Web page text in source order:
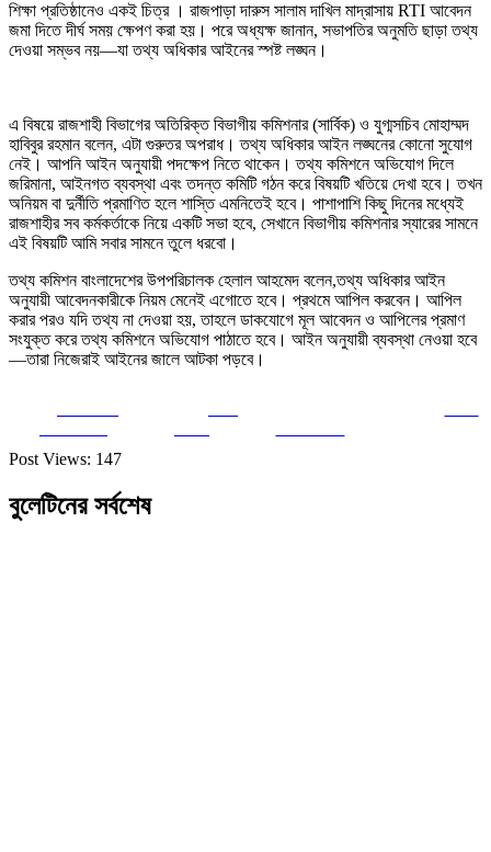
শিক্ষা প্রতিষ্ঠানেও একই চিত্র । রাজপাড়া দারুস সালাম দাখিল মাদ্রাসায় RTI আবেদন
জমা দিতে দীর্ঘ সময় ক্ষেপণ করা হয়। পরে অধ্যক্ষ জানান, সভাপতির অনুমতি ছাড়া তথ্য
দেওয়া সম্ভব নয়—যা তথ্য অধিকার আইনের স্পষ্ট লঙ্ঘন।
এ বিষয়ে রাজশাহী বিভাগের অতিরিক্ত বিভাগীয় কমিশনার (সার্বিক) ও যুগ্মসচিব মোহাম্মদ
হাবিবুর রহমান বলেন, এটা গুরুতর অপরাধ। তথ্য অধিকার আইন লঙ্ঘনের কোনো সুযোগ
নেই। আপনি আইন অনুযায়ী পদক্ষেপ নিতে থাকেন। তথ্য কমিশনে অভিযোগ দিলে
জরিমানা, আইনগত ব্যবস্থা এবং তদন্ত কমিটি গঠন করে বিষয়টি খতিয়ে দেখা হবে। তখন
অনিয়ম বা দুর্নীতি প্রমাণিত হলে শাস্তি এমনিতেই হবে। পাশাপাশি কিছু দিনের মধ্যেই
রাজশাহীর সব কর্মকর্তাকে নিয়ে একটি সভা হবে, সেখানে বিভাগীয় কমিশনার স্যারের সামনে
এই বিষয়টি আমি সবার সামনে তুলে ধরবো।
তথ্য কমিশন বাংলাদেশের উপপরিচালক হেলাল আহমেদ বলেন,তথ্য অধিকার আইন
অনুযায়ী আবেদনকারীকে নিয়ম মেনেই এগোতে হবে। প্রথমে আপিল করবেন। আপিল
করার পরও যদি তথ্য না দেওয়া হয়, তাহলে ডাকযোগে মূল আবেদন ও আপিলের প্রমাণ
সংযুক্ত করে তথ্য কমিশনে অভিযোগ পাঠাতে হবে। আইন অনুযায়ী ব্যবস্থা নেওয়া হবে
—তারা নিজেরাই আইনের জালে আটকা পড়বে।
Post Views: 147
বুলেটিনের সর্বশেষ